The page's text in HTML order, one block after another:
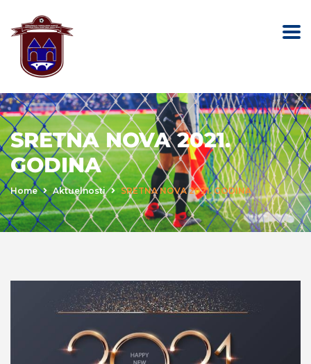
SRETNA NOVA 2021.
GODINA
Home Aktuelnosti SRETNA NOVA 2021. GODINA